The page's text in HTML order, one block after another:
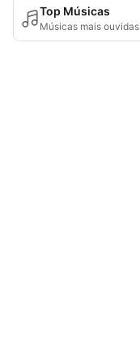
Top Músicas
Músicas mais ouvidas